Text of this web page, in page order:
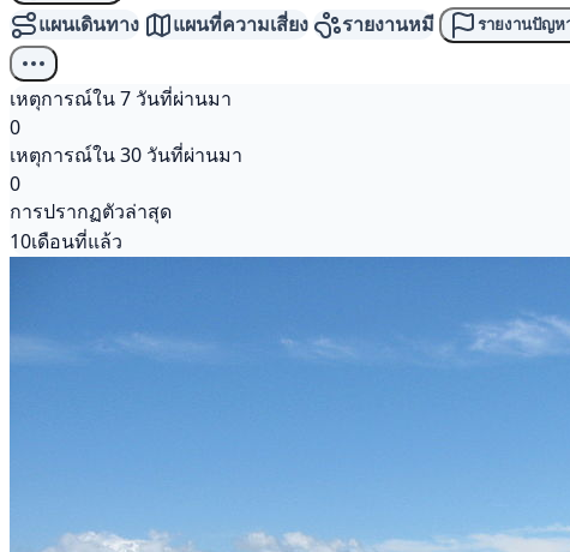
แผนเดินทาง แผนที่ความเสี่ยง รายงานหมี รายงานปัญห
เหตุการณ์ใน 7 วันที่ผ่านมา
0
เหตุการณ์ใน 30 วันที่ผ่านมา
0
การปรากฏตัวล่าสุด
10เดือนที่แล้ว